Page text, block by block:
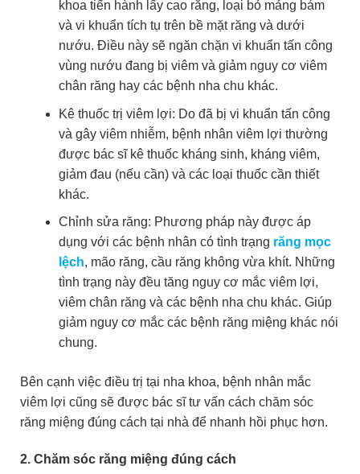
khoa tiến hành lấy cao răng, loại bỏ mảng bám
và vi khuẩn tích tụ trên bề mặt răng và dưới
nướu. Điều này sẽ ngăn chặn vi khuẩn tấn công
vùng nướu đang bị viêm và giảm nguy cơ viêm
chân răng hay các bệnh nha chu khác.
Kê thuốc trị viêm lợi: Do đã bị vi khuẩn tấn công
và gây viêm nhiễm, bệnh nhân viêm lợi thường
được bác sĩ kê thuốc kháng sinh, kháng viêm,
giảm đau (nếu cần) và các loại thuốc cần thiết
khác.
Chỉnh sửa răng: Phương pháp này được áp
dụng với các bệnh nhân có tình trạng răng mọc
lệch, mão răng, cầu răng không vừa khít. Những
tình trạng này đều tăng nguy cơ mắc viêm lợi,
viêm chân răng và các bệnh nha chu khác. Giúp
giảm nguy cơ mắc các bệnh răng miệng khác nói
chung.
Bên cạnh việc điều trị tại nha khoa, bệnh nhân mắc
viêm lợi cũng sẽ được bác sĩ tư vấn cách chăm sóc
răng miệng đúng cách tại nhà để nhanh hồi phục hơn.
2. Chăm sóc răng miệng đúng cách